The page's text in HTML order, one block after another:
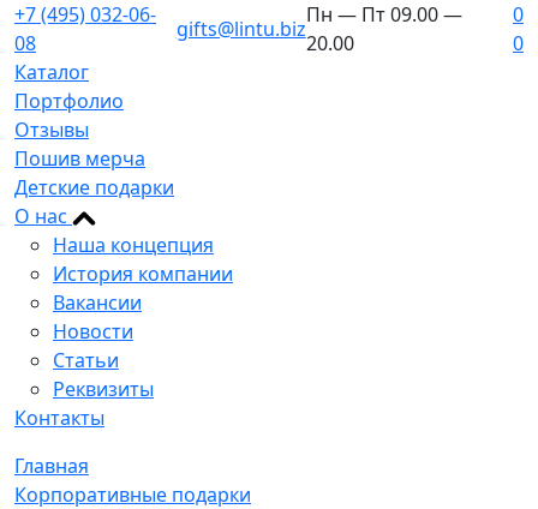
+7 (495) 032-06-
08
gifts@lintu.biz
Пн — Пт 09.00 —
20.00
0
0
Каталог
Портфолио
Отзывы
Пошив мерча
Детские подарки
О нас
Наша концепция
История компании
Вакансии
Новости
Статьи
Реквизиты
Контакты
Главная
Корпоративные подарки